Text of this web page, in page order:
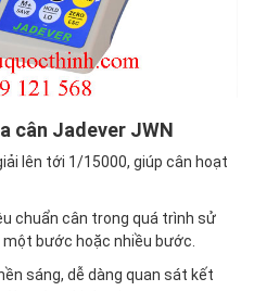
cân Jadever JWN
lên tới 1/15000, giúp cân hoạt
chuẩn cân trong quá trình sử
bước hoặc nhiều bước.
sáng, dễ dàng quan sát kết